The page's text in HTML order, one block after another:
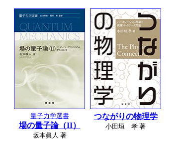
量子力学選書
場の量子論（II）
坂本眞人 著
つながりの物理学
小田垣 孝 著